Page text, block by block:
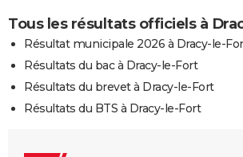
Tous les résultats officiels à
Résultat municipale 2026 à Dracy-le-
Résultats du bac à Dracy-le-Fort
Résultats du brevet à Dracy-le-Fort
Résultats du BTS à Dracy-le-Fort